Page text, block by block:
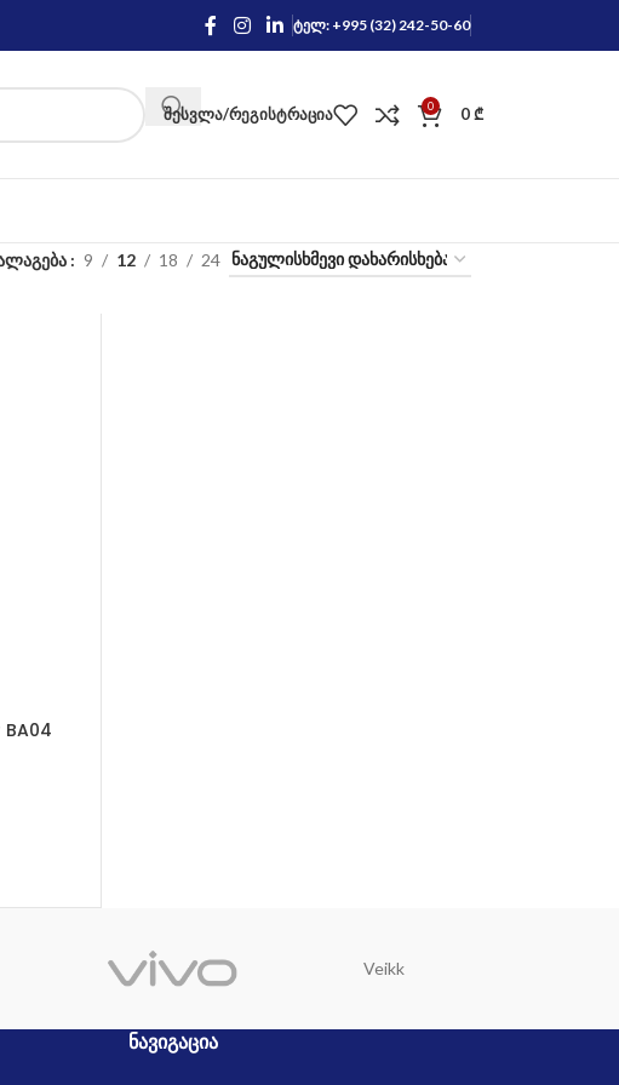
ტელ: +995 (32) 242-50-60
ᲨᲔᲡᲕᲚᲐ/ᲠᲔᲒᲘᲡᲢᲠᲐᲪᲘᲐ 0 0₾
9 12 18 24
Veikk
ᲜᲐᲕᲘᲒᲐᲪᲘᲐ